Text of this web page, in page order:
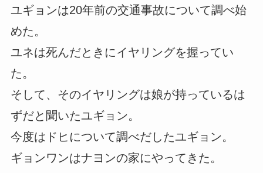
ユギョンは20年前の交通事故について調べ始
めた。
ユネは死んだときにイヤリングを握ってい
た。
そして、そのイヤリングは娘が持っているは
ずだと聞いたユギョン。
今度はドヒについて調べだしたユギョン。
ギョンワンはナヨンの家にやってきた。